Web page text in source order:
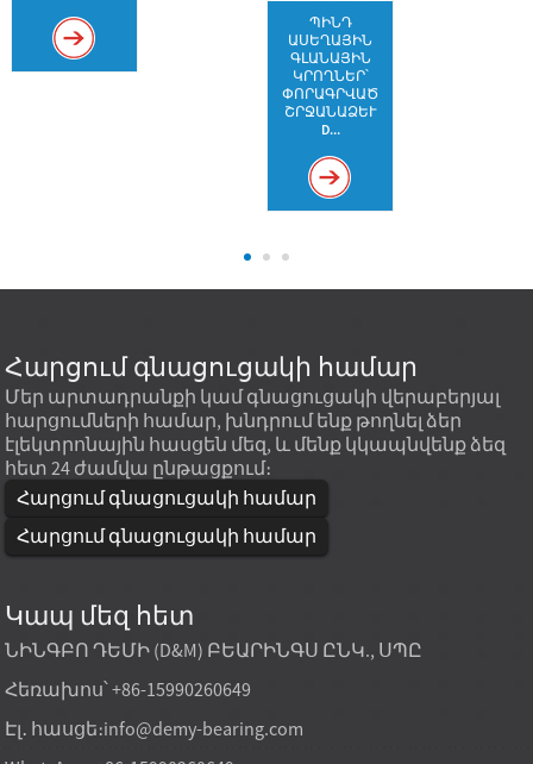
ՊԻՆԴ
ԱՍԵՂԱՅԻՆ
ԳԼԱՆԱՅԻՆ
ԿՐՈՂՆԵՐ՝
ՓՈՐԱԳՐՎԱԾ
ՇՐՋԱՆԱՁԵՒ D
...
Հարցում գնացուցակի համար
Մեր արտադրանքի կամ գնացուցակի վերաբերյալ
հարցումների համար, խնդրում ենք թողնել ձեր
էլեկտրոնային հասցեն մեզ, և մենք կկապնվենք ձեզ
հետ 24 ժամվա ընթացքում։
Հարցում գնացուցակի համար
Հարցում գնացուցակի համար
Կապ մեզ հետ
ՆԻՆԳԲՈ ԴԵՄԻ (D&M) ԲԵԱՐԻՆԳՍ ԸՆԿ., ՍՊԸ
Հեռախոս՝ +86-15990260649
Էլ․ հասցե։info@demy-bearing.com